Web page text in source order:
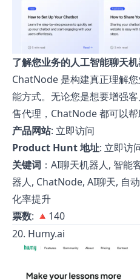
了解您业务的人工智能聊天
ChatNode 是构建真正理解
能方式。无论您是想要增强
售代理，ChatNode 都可以帮
产品网站: 立即访问
Product Hunt 地址: 立即访
关键词 ：AI聊天机器人, 智能
器人, ChatNode, AI聊天, 自
化率提升
票数: 🔺140
20. Humy.ai